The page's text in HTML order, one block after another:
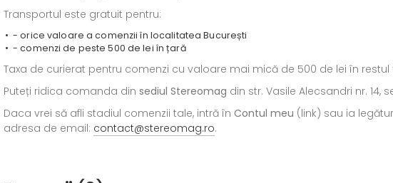
Transportul este gratuit pentru:
- orice valoare a comenzii în localitatea București
- comenzi de peste 500 de lei în țară
Taxa de curierat pentru comenzi cu valoare mai mică de 500 de lei în restul
Puteți ridica comanda din sediul Stereomag din str. Vasile Alecsandri nr.
Daca vrei să afli stadiul comenzii tale, intră în Contul meu (link) sau ia
adresa de email: contact@stereomag.ro.